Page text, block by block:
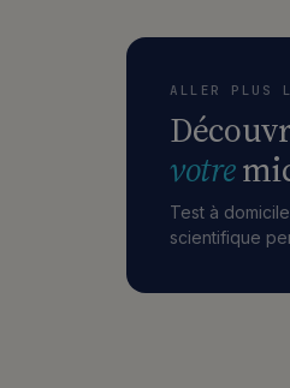
ALLER PLUS
votre
Test à
scientifique